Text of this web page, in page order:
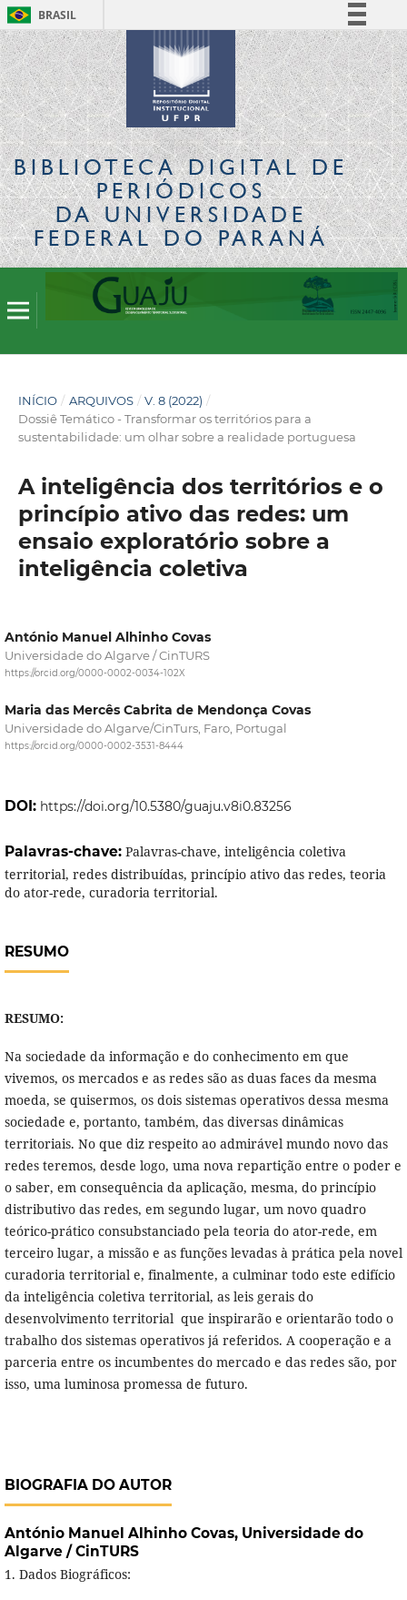
BRASIL
Simplifique!
Comunica BR
Participe
Acesso à informação
Legislação
Canais
BIBLIOTECA DIGITALDE
PERIÓDICOS
DA UNIVERSIDADE
FEDERAL DO PARANÁ
INÍCIO / ARQUIVOS / V. 8 (2022) /
Dossiê Temático - Transformar os territórios para a
sustentabilidade: um olhar sobre a realidade portuguesa
A inteligência dos territórios e o
princípio ativo das redes: um
ensaio exploratório sobre a
inteligência coletiva
António Manuel Alhinho Covas
Universidade do Algarve / CinTURS
https://orcid.org/0000-0002-0034-102X
Maria das Mercês Cabrita de Mendonça Covas
Universidade do Algarve/CinTurs, Faro, Portugal
https://orcid.org/0000-0002-3531-8444
DOI: https://doi.org/10.5380/guaju.v8i0.83256
Palavras-chave: Palavras-chave, inteligência coletiva
territorial, redes distribuídas, princípio ativo das redes, teoria
do ator-rede, curadoria territorial.
RESUMO
RESUMO:
Na sociedade da informação e do conhecimento em que
vivemos, os mercados e as redes são as duas faces da mesma
moeda, se quisermos, os dois sistemas operativos dessa mesma
sociedade e, portanto, também, das diversas dinâmicas
territoriais. No que diz respeito ao admirável mundo novo das
redes teremos, desde logo, uma nova repartição entre o poder e
o saber, em consequência da aplicação, mesma, do princípio
distributivo das redes, em segundo lugar, um novo quadro
teórico-prático consubstanciado pela teoria do ator-rede, em
terceiro lugar, a missão e as funções levadas à prática pela novel
curadoria territorial e, finalmente, a culminar todo este edifício
da inteligência coletiva territorial, as leis gerais do
desenvolvimento territorial que inspirarão e orientarão todo o
trabalho dos sistemas operativos já referidos. A cooperação e a
parceria entre os incumbentes do mercado e das redes são, por
isso, uma luminosa promessa de futuro.
BIOGRAFIA DO AUTOR
António Manuel Alhinho Covas, Universidade do
Algarve / CinTURS
1. Dados Biográficos: